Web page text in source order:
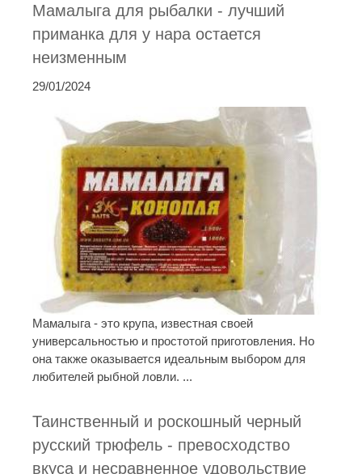
Мамалыга для рыбалки - лучший
приманка для у нара остается
неизменным
29/01/2024
Мамалыга - это крупа, известная своей
универсальностью и простотой приготовления. Но
она также оказывается идеальным выбором для
любителей рыбной ловли. ...
Таинственный и роскошный черный
русский трюфель - превосходство
вкуса и несравненное удовольствие